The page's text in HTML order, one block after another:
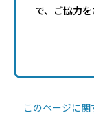
で、ご協力を
このページに